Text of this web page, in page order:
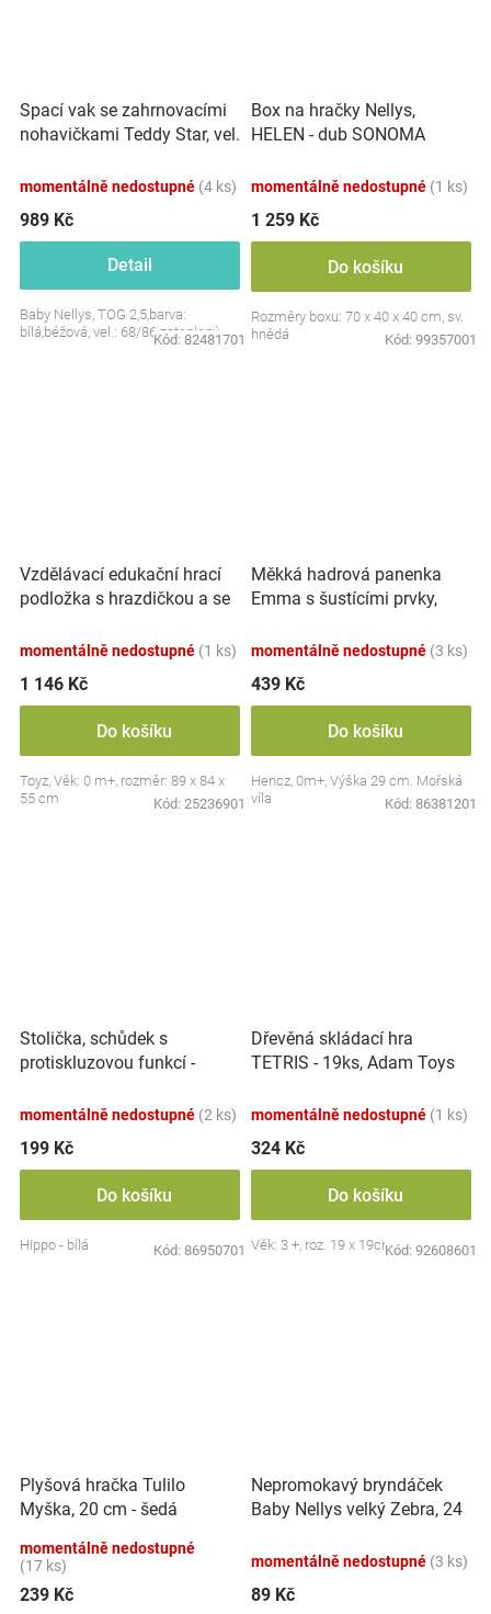
Spací vak se zahrnovacími
nohavičkami Teddy Star, vel.
momentálně nedostupné (4 ks)
989 Kč
Detail
Baby Nellys, TOG 2,5,barva:
bílá,béžová, vel.: 68/86 zateplený
Kód: 82481701
Box na hračky Nellys,
HELEN - dub SONOMA
momentálně nedostupné (1 ks)
1 259 Kč
Do košíku
Rozměry boxu: 70 x 40 x 40 cm, sv.
hnědá
Kód: 99357001
Vzdělávací edukační hrací
podložka s hrazdičkou a se
momentálně nedostupné (1 ks)
1 146 Kč
Do košíku
Toyz, Věk: 0 m+, rozměr: 89 x 84 x
55 cm
Kód: 25236901
Měkká hadrová panenka
Emma s šustícími prvky,
momentálně nedostupné (3 ks)
439 Kč
Do košíku
Hencz, 0m+, Výška 29 cm. Mořská
víla
Kód: 86381201
Stolička, schůdek s
protiskluzovou funkcí -
momentálně nedostupné (2 ks)
199 Kč
Do košíku
Hippo - bílá Kód: 86950701
Dřevěná skládací hra
TETRIS - 19ks, Adam Toys
momentálně nedostupné (1 ks)
324 Kč
Do košíku
Věk: 3 +, roz. 19 x 19cmKód: 92608601
Plyšová hračka Tulilo
Myška, 20 cm - šedá
momentálně nedostupné
(17 ks)
239 Kč
Nepromokavý bryndáček
Baby Nellys velký Zebra, 24
momentálně nedostupné (3 ks)
89 Kč